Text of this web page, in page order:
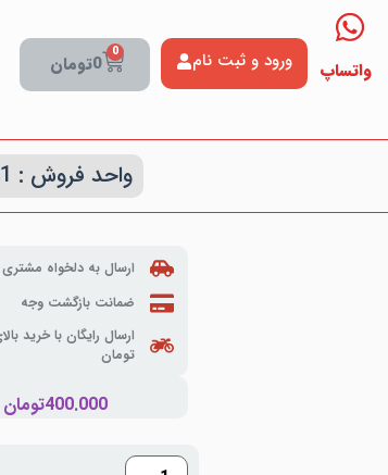
واتساپ ورود و ثبت نام 0تومان 0
واحد فروش : 09192304121
ارسال به دلخواه مشتری
ضمانت بازگشت وجه
تومان
400.000تومان